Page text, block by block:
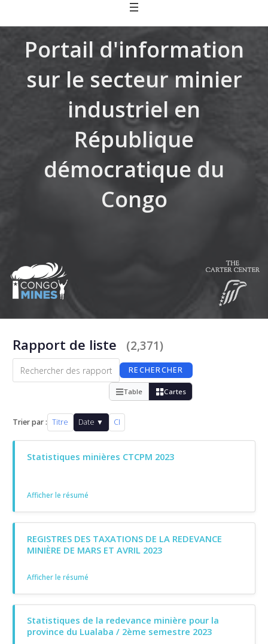
Portail d'information
sur le secteur minier
industriel en
République
démocratique du
Congo
Rapport de liste (2,371)
RECHERCHER
Table Cartes
Trier par : Titre Date ▼ CI
Statistiques minières CTCPM 2023
Afficher le résumé
REGISTRES DES TAXATIONS DE LA REDEVANCE
MINIÈRE DE MARS ET AVRIL 2023
Afficher le résumé
Statistiques de la redevance minière pour la
province du Lualaba / 2ème semestre 2023